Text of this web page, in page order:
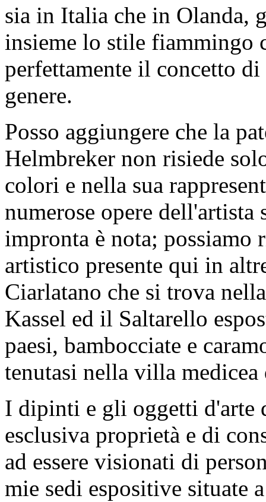
sia in Italia che in Olanda,
insieme lo stile fiammingo
perfettamente il concetto
genere.
Posso aggiungere che la
Helmbreker non risiede
colori e nella sua
numerose opere dell'artista
impronta è nota; possiamo
artistico presente qui in
Ciarlatano che si trova
Kassel ed il Saltarello
paesi, bambocciate e
tenutasi nella villa
I dipinti e gli oggetti d'arte
esclusiva proprietà e di
ad essere visionati di
mie sedi espositive situate